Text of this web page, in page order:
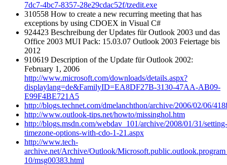
7dc7-4bc7-8357-28e29cdac52f/tzedit.exe
310558 How to create a new recurring meeting that has
exceptions by using CDOEX in Visual C#
924423 Beschreibung der Updates für Outlook 2003 und das
Office 2003 MUI Pack: 15.03.07 Outlook 2003 Feiertage bis
2012
910619 Description of the Update für Outlook 2002:
February 1, 2006
http://www.microsoft.com/downloads/details.aspx?
displaylang=de&FamilyID=EA8DF27B-3130-47AA-AB09-
E99F4BE721A5
http://blogs.technet.com/dmelanchthon/archive/2006/02/06/
http://www.outlook-tips.net/howto/missinghol.htm
http://blogs.msdn.com/webdav_101/archive/2008/01/31/setting-
timezone-options-with-cdo-1-21.aspx
http://www.tech-
archive.net/Archive/Outlook/
10/msg00383.html